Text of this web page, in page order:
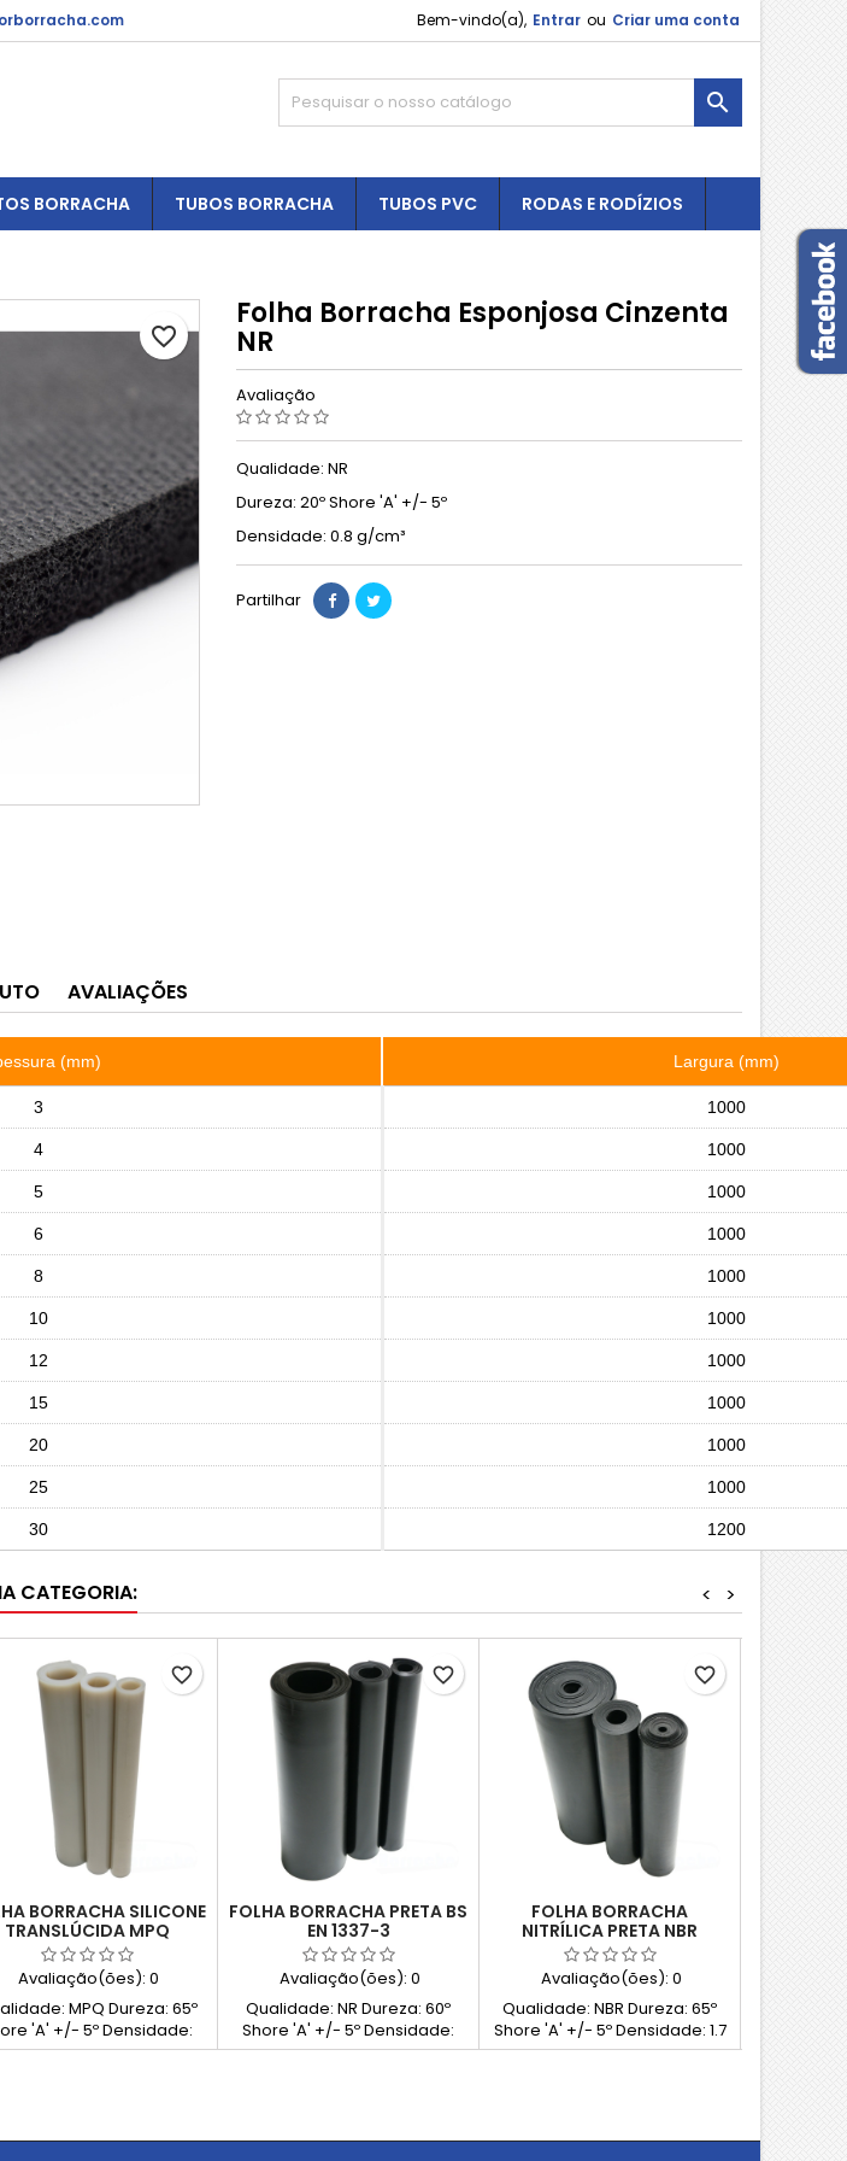
Bem-vindo(a), Entrar ou Criar uma conta

BORRACHA TUBOS BORRACHA TUBOS PVC RODAS E RODÍZIOS
favorite_border
Folha Borracha Esponjosa Cinzenta
NR
Avaliação
Qualidade: NR
Dureza: 20º Shore 'A' +/- 5º
Densidade: 0.8 g/cm³
Partilhar
AVALIAÇÕES
(mm) Largura (mm)
3 1000
4 1000
5 1000
6 1000
8 1000
10 1000
12 1000
15 1000
20 1000
25 1000
30 1200
CATEGORIA: >
<
BORRACHA SILICONE
TRANSLÚCIDA MPQ
Avaliação(ões): 0
MPQ Dureza: 65º
'A' +/- 5º Densidade:
1.25 g/cm³
favorite_border
FOLHA BORRACHA PRETA BS
EN 1337-3
Avaliação(ões): 0
Qualidade: NR Dureza: 60º
Shore 'A' +/- 5º Densidade:
1.25 g/cm³
favorite_border
FOLHA BORRACHA
NITRÍLICA PRETA NBR
Avaliação(ões): 0
Qualidade: NBR Dureza: 65º
Shore 'A' +/- 5º Densidade: 1.7
g/cm³
favorite_border